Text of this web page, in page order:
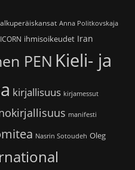
alkuperäiskansat Anna Politkovskaja
ICORN ihmisoikeudet Iran
PEN Kieli- ja
kirjallisuus kirjamessut
manifesti
Nasrin Sotoudeh Oleg